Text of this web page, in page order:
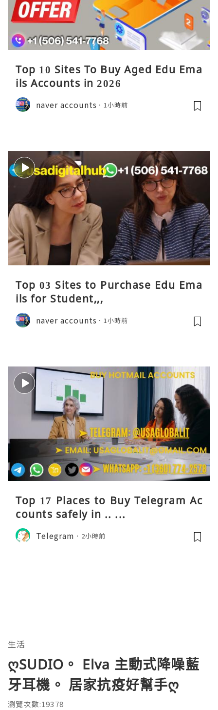
Top 10 Sites To Buy Aged Edu Ema
ils Accounts in 2026
naver accounts 1小時前
Top 03 Sites to Purchase Edu Ema
ils for Student,,,
naver accounts 1小時前
Top 17 Places to Buy Telegram Ac
counts safely in .. ...
Telegram 2小時前
生活
ღSUDIO。 Elva 主動式降噪藍
牙耳機。 居家抗疫好幫手ღ
瀏覽次數:19378